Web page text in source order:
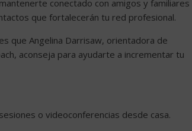
conectado con amigos y familiares
que fortalecerán tu red profesional.
que Angelina Darrisaw, orientadora de
aconseja para ayudarte a incrementar tu
o videoconferencias desde casa.